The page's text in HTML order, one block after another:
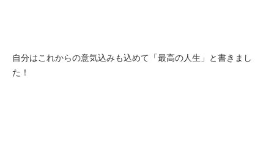
自分はこれからの意気込みも込めて「最高の人生」と書きまし
た！